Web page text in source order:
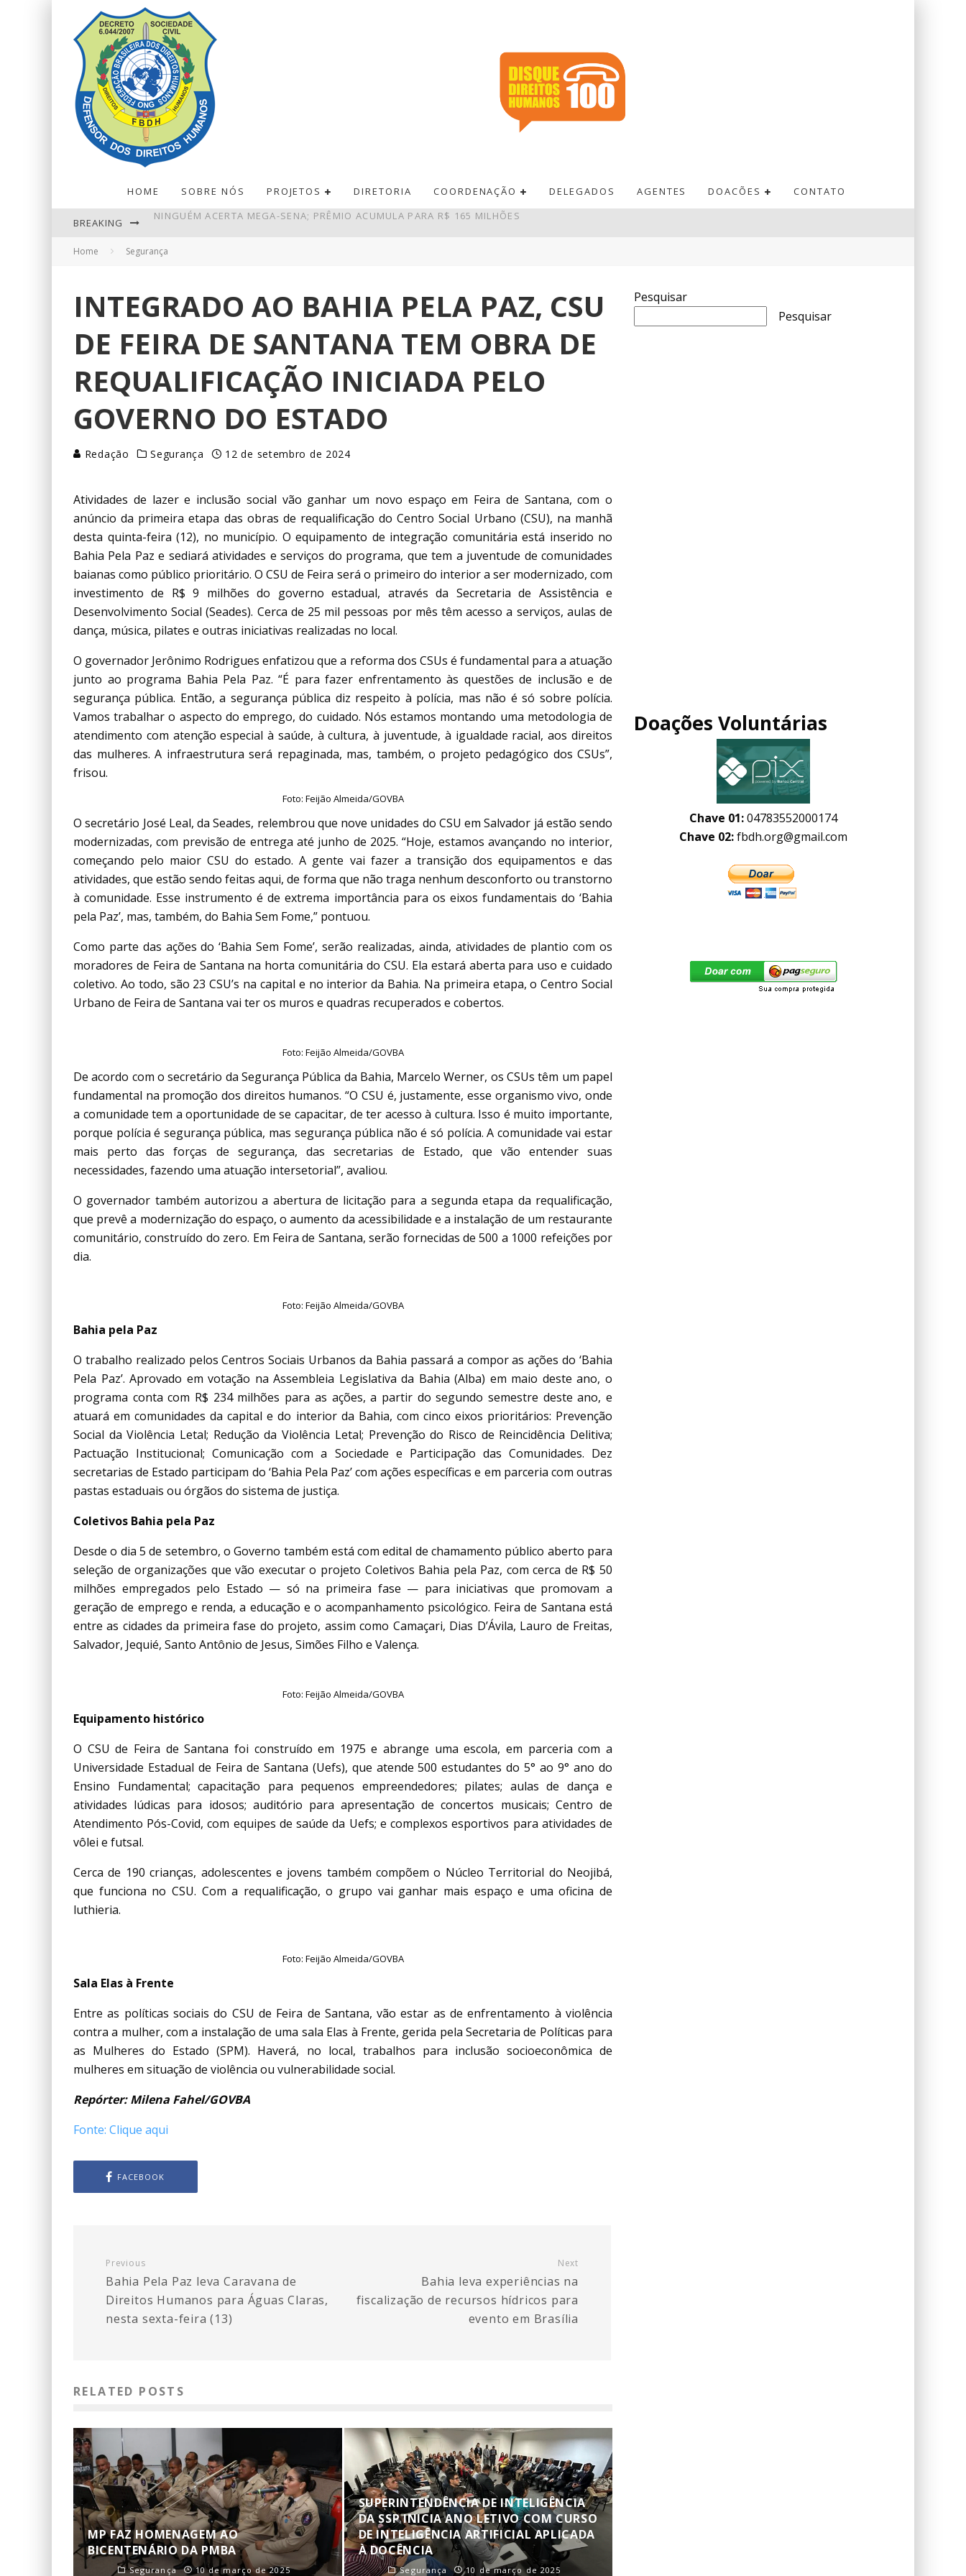
HOME SOBRE NÓS PROJETOS DIRETORIA COORDENAÇÃO DELEGADOS AGENTES DOACÕES CONTATO
BREAKING PIX AMPLIA PARTICIPAÇÃO NOS PAGAMENTOS EM BARES E RESTAURANTES
PETROBRAS TEM LUCRO LÍQUIDO DE R$ 52,4 BI NO SEGUNDO TRIMESTRE
NINGUÉM ACERTA MEGA-SENA; PRÊMIO ACUMULA PARA R$ 165 MILHÕES
Home Segurança
INTEGRADO AO BAHIA PELA PAZ, CSU
DE FEIRA DE SANTANA TEM OBRA DE
REQUALIFICAÇÃO INICIADA PELO
GOVERNO DO ESTADO
Redação Segurança 12 de setembro de 2024
Atividades de lazer e inclusão social vão ganhar um novo espaço em Feira de Santana, com o
anúncio da primeira etapa das obras de requalificação do Centro Social Urbano (CSU), na manhã
desta quinta-feira (12), no município. O equipamento de integração comunitária está inserido no
Bahia Pela Paz e sediará atividades e serviços do programa, que tem a juventude de comunidades
baianas como público prioritário. O CSU de Feira será o primeiro do interior a ser modernizado, com
investimento de R$ 9 milhões do governo estadual, através da Secretaria de Assistência e
Desenvolvimento Social (Seades). Cerca de 25 mil pessoas por mês têm acesso a serviços, aulas de
dança, música, pilates e outras iniciativas realizadas no local.
O governador Jerônimo Rodrigues enfatizou que a reforma dos CSUs é fundamental para a atuação
junto ao programa Bahia Pela Paz. “É para fazer enfrentamento às questões de inclusão e de
segurança pública. Então, a segurança pública diz respeito à polícia, mas não é só sobre polícia.
Vamos trabalhar o aspecto do emprego, do cuidado. Nós estamos montando uma metodologia de
atendimento com atenção especial à saúde, à cultura, à juventude, à igualdade racial, aos direitos
das mulheres. A infraestrutura será repaginada, mas, também, o projeto pedagógico dos CSUs”,
frisou.
Foto: Feijão Almeida/GOVBA
O secretário José Leal, da Seades, relembrou que nove unidades do CSU em Salvador já estão sendo
modernizadas, com previsão de entrega até junho de 2025. “Hoje, estamos avançando no interior,
começando pelo maior CSU do estado. A gente vai fazer a transição dos equipamentos e das
atividades, que estão sendo feitas aqui, de forma que não traga nenhum desconforto ou transtorno
à comunidade. Esse instrumento é de extrema importância para os eixos fundamentais do ‘Bahia
pela Paz’, mas, também, do Bahia Sem Fome,” pontuou.
Como parte das ações do ‘Bahia Sem Fome’, serão realizadas, ainda, atividades de plantio com os
moradores de Feira de Santana na horta comunitária do CSU. Ela estará aberta para uso e cuidado
coletivo. Ao todo, são 23 CSU’s na capital e no interior da Bahia. Na primeira etapa, o Centro Social
Urbano de Feira de Santana vai ter os muros e quadras recuperados e cobertos.
Foto: Feijão Almeida/GOVBA
De acordo com o secretário da Segurança Pública da Bahia, Marcelo Werner, os CSUs têm um papel
fundamental na promoção dos direitos humanos. “O CSU é, justamente, esse organismo vivo, onde
a comunidade tem a oportunidade de se capacitar, de ter acesso à cultura. Isso é muito importante,
porque polícia é segurança pública, mas segurança pública não é só polícia. A comunidade vai estar
mais perto das forças de segurança, das secretarias de Estado, que vão entender suas
necessidades, fazendo uma atuação intersetorial”, avaliou.
O governador também autorizou a abertura de licitação para a segunda etapa da requalificação,
que prevê a modernização do espaço, o aumento da acessibilidade e a instalação de um restaurante
comunitário, construído do zero. Em Feira de Santana, serão fornecidas de 500 a 1000 refeições por
dia.
Foto: Feijão Almeida/GOVBA
Bahia pela Paz
O trabalho realizado pelos Centros Sociais Urbanos da Bahia passará a compor as ações do ‘Bahia
Pela Paz’. Aprovado em votação na Assembleia Legislativa da Bahia (Alba) em maio deste ano, o
programa conta com R$ 234 milhões para as ações, a partir do segundo semestre deste ano, e
atuará em comunidades da capital e do interior da Bahia, com cinco eixos prioritários: Prevenção
Social da Violência Letal; Redução da Violência Letal; Prevenção do Risco de Reincidência Delitiva;
Pactuação Institucional; Comunicação com a Sociedade e Participação das Comunidades. Dez
secretarias de Estado participam do ‘Bahia Pela Paz’ com ações específicas e em parceria com outras
pastas estaduais ou órgãos do sistema de justiça.
Coletivos Bahia pela Paz
Desde o dia 5 de setembro, o Governo também está com edital de chamamento público aberto para
seleção de organizações que vão executar o projeto Coletivos Bahia pela Paz, com cerca de R$ 50
milhões empregados pelo Estado — só na primeira fase — para iniciativas que promovam a
geração de emprego e renda, a educação e o acompanhamento psicológico. Feira de Santana está
entre as cidades da primeira fase do projeto, assim como Camaçari, Dias D’Ávila, Lauro de Freitas,
Salvador, Jequié, Santo Antônio de Jesus, Simões Filho e Valença.
Foto: Feijão Almeida/GOVBA
Equipamento histórico
O CSU de Feira de Santana foi construído em 1975 e abrange uma escola, em parceria com a
Universidade Estadual de Feira de Santana (Uefs), que atende 500 estudantes do 5° ao 9° ano do
Ensino Fundamental; capacitação para pequenos empreendedores; pilates; aulas de dança e
atividades lúdicas para idosos; auditório para apresentação de concertos musicais; Centro de
Atendimento Pós-Covid, com equipes de saúde da Uefs; e complexos esportivos para atividades de
vôlei e futsal.
Cerca de 190 crianças, adolescentes e jovens também compõem o Núcleo Territorial do Neojibá,
que funciona no CSU. Com a requalificação, o grupo vai ganhar mais espaço e uma oficina de
luthieria.
Foto: Feijão Almeida/GOVBA
Sala Elas à Frente
Entre as políticas sociais do CSU de Feira de Santana, vão estar as de enfrentamento à violência
contra a mulher, com a instalação de uma sala Elas à Frente, gerida pela Secretaria de Políticas para
as Mulheres do Estado (SPM). Haverá, no local, trabalhos para inclusão socioeconômica de
mulheres em situação de violência ou vulnerabilidade social.
Repórter: Milena Fahel/GOVBA
Fonte: Clique aqui
FACEBOOK
Previous
Bahia Pela Paz leva Caravana de
Direitos Humanos para Águas Claras,
nesta sexta-feira (13)
Next
Bahia leva experiências na
fiscalização de recursos hídricos para
evento em Brasília
RELATED POSTS
MP FAZ HOMENAGEM AO
BICENTENÁRIO DA PMBA
Segurança 10 de março de 2025
SUPERINTENDÊNCIA DE INTELIGÊNCIA
DA SSP INICIA ANO LETIVO COM CURSO
DE INTELIGÊNCIA ARTIFICIAL APLICADA
À DOCÊNCIA
Segurança 10 de março de 2025
Pesquisar
Pesquisar
Doações Voluntárias
Chave 01:04783552000174
Chave 02:fbdh.org@gmail.com